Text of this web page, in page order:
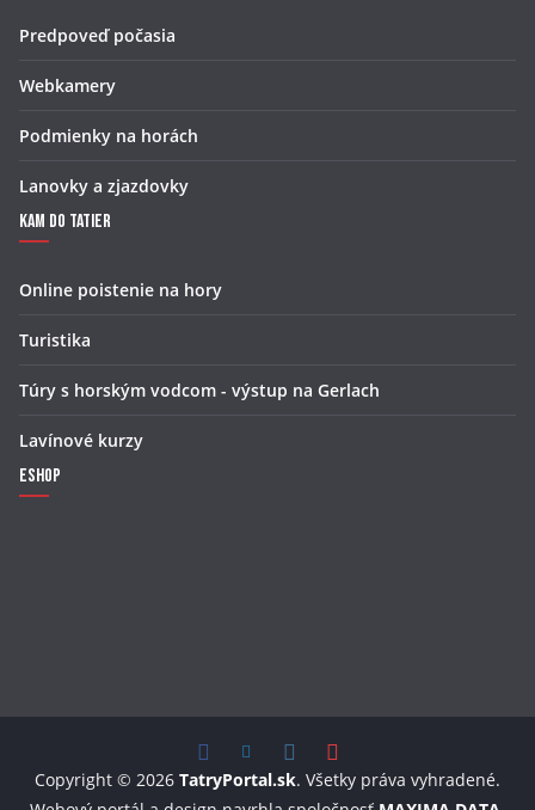
Predpoveď počasia
Webkamery
Podmienky na horách
Lanovky a zjazdovky
Kam do Tatier
Online poistenie na hory
Turistika
Túry s horským vodcom - výstup na Gerlach
Lavínové kurzy
Eshop
Copyright © 2026 TatryPortal.sk. Všetky práva vyhradené.